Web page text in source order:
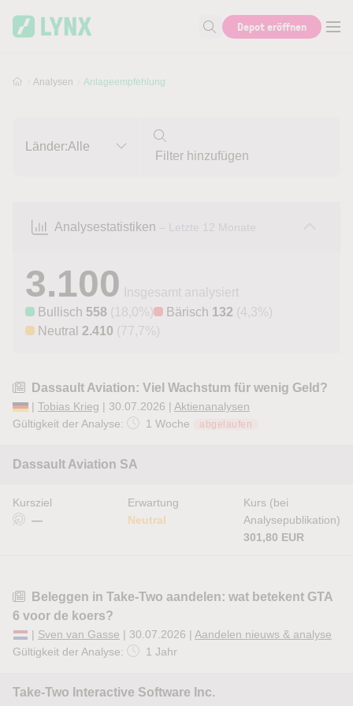
Suche nach Aktie, Autor...
Depot eröffnen
Analysen Anlageempfehlung
Länder:Alle
Analysestatistiken – Letzte 12 Monate
3.100
Insgesamt analysiert
Bullisch 558 (18,0%) Bärisch 132 (4,3%)
Neutral 2.410 (77,7%)
Dassault Aviation: Viel Wachstum für wenig Geld?
| Tobias Krieg | 30.07.2026 | Aktienanalysen
Gültigkeit der Analyse:
1 Woche abgelaufen
Dassault Aviation SA
Kursziel
—
Erwartung
Neutral
Kurs (bei
Analysepublikation)
301,80 EUR
Beleggen in Take-Two aandelen: wat betekent GTA
6 voor de koers?
| Sven van Gasse | 30.07.2026 | Aandelen nieuws & analyse
Gültigkeit der Analyse:
1 Jahr
Take-Two Interactive Software Inc.